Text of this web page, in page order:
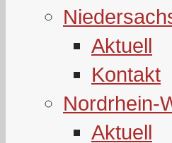
Aktuell
Kontakt
Nordrhein-
Aktuell